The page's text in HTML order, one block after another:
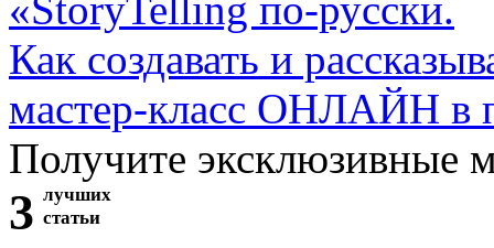
Как создавать и
мастер-класс ОНЛАЙН в
Получите эксклюзивные
3 лучших
статьи